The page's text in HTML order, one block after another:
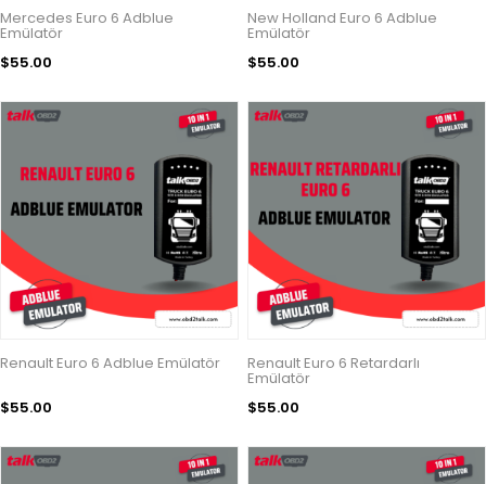
Mercedes Euro 6 Adblue
Emülatör
$55.00
New Holland Euro 6 Adblue
Emülatör
$55.00
Renault Euro 6 Adblue Emülatör
$55.00
Renault Euro 6 Retardarlı
Emülatör
$55.00